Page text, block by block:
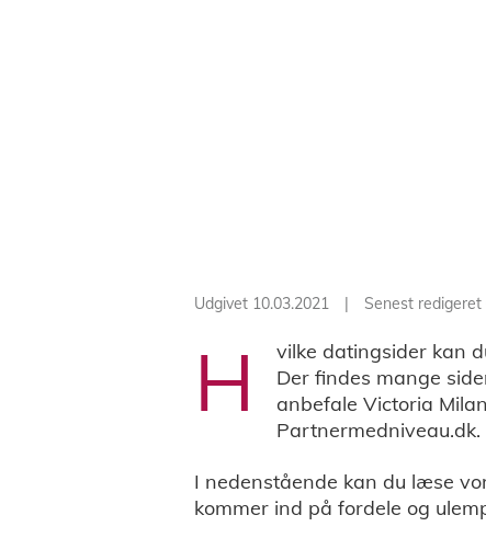
Udgivet 10.03.2021 | Senest redigeret
H
vilke datingsider kan
Der findes mange
anbefale Victoria
Partnermedniveau.dk.
I nedenstående kan du læse
kommer ind på fordele og